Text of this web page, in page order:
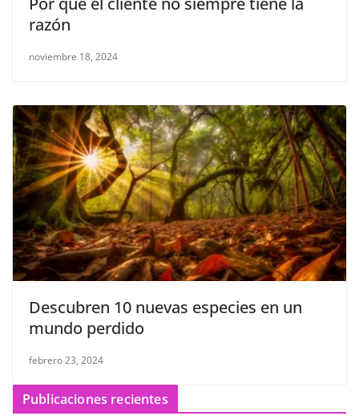
razón
noviembre 18, 2024
Descubren 10 nuevas especies en un
mundo perdido
febrero 23, 2024
Publicaciones recientes